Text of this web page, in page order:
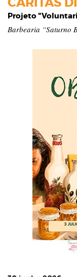
Projeto
Barbearia “Saturno